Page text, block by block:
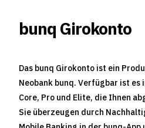
bunq Girokonto
Das bunq Girokonto ist ein
Neobank bunq. Verfügbar ist es
Core, Pro und Elite, die Ihnen
Sie überzeugen durch